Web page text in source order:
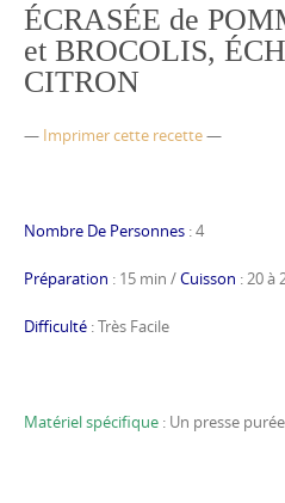
ÉCRASÉE de
et BROCOLIS,
CITRON
— Imprimer cette recette—
Nombre De Personnes : 4
Préparation : 15 min /Cuisson : 20 à
Difficulté : Très Facile
Matériel spécifique : Un presse